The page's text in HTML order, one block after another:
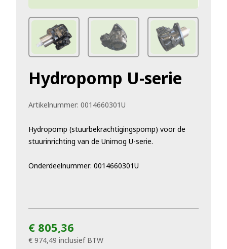
Hydropomp U-serie
Artikelnummer: 0014660301U
Hydropomp (stuurbekrachtigingspomp) voor de
stuurinrichting van de Unimog U-serie.
Onderdeelnummer: 0014660301U
€ 805,36
€ 974,49 inclusief BTW